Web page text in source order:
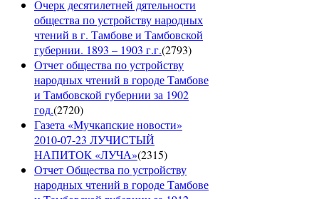
Очерк десятилетней дятельности
общества по устройству народных
чтений в г. Тамбове и Тамбовской
губернии. 1893 – 1903 г.г.(2793)
Отчет общества по устройству
народных чтений в городе Тамбове
и Тамбовской губернии за 1902
год.(2720)
Газета «Мучкапские новости»
2010-07-23 ЛУЧИСТЫЙ
НАПИТОК «ЛУЧА»(2315)
Отчет Общества по устройству
народных чтений в городе Тамбове